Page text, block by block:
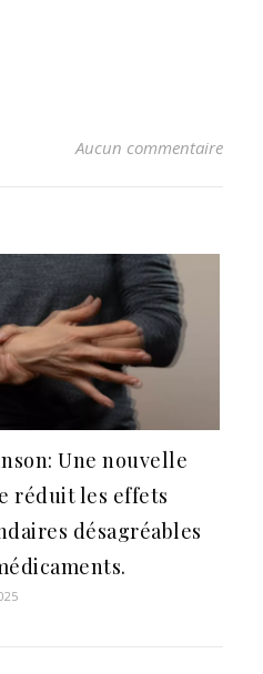
Aucun commentaire
Une nouvelle
réduit les effets
désagréables